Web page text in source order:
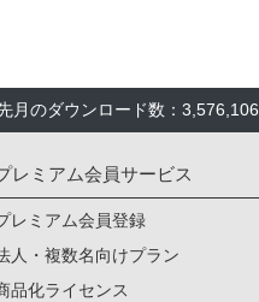
月のダウンロード数：3,576,106
レミアム会員サービス
レミアム会員登録
人・複数名向けプラン
品化ライセンス